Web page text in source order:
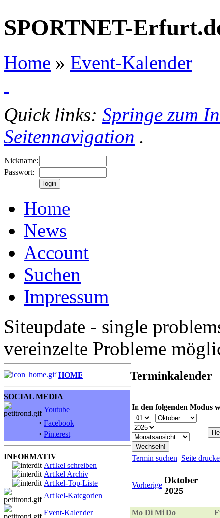
SPORTNET-
Home » Event-Kalender
Quick links: Springe zum
Seitennavigation .
Nickname:
Passwort:
Home
News
Account
Suchen
Impressum
Siteupdate - single
vereinzelte Probleme
HOME
SOCIAL MEDIA
Youtube
· Facebook
· Pinterest
INFORMATIV
Artikel schreiben
Artikel Archiv
Artikel-Top-Liste
Artikel-Kategorien
Event-Kalender
Terminkalender
In den folgenden Modus
Termin suchen Seite
Vorherige Oktober
2025
Mo Di Mi Do